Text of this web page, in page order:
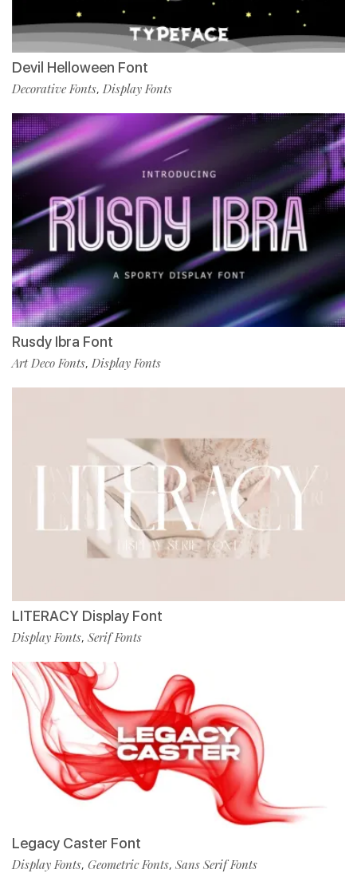
Devil Helloween Font
Decorative Fonts, Display Fonts
Rusdy Ibra Font
Art Deco Fonts, Display Fonts
LITERACY Display Font
Display Fonts, Serif Fonts
Legacy Caster Font
Display Fonts, Geometric Fonts, Sans Serif Fonts